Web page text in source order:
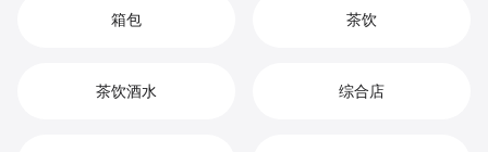
箱包 茶饮
茶饮酒水 综合店